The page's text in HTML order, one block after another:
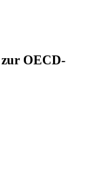
zur OECD-